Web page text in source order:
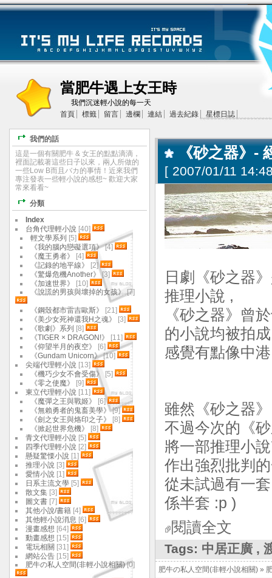
當肥牛遇上女王時
我們沉迷輕小說的每一天
首頁
標籤 留言 邊欄 連結 過去紀錄 星標日誌
《砂之器》-
[ 2007/01/11
日劇《砂之器
推理小說 ,
《砂之器》曾
的小說均被拍
感覺有點像中
雖然《砂之器
不過今次的《
將一部推理小
作出強烈批判
從未試過有一
係半套 :p )
閱讀全文
Tags: 中居正廣 ,
肥牛の私人空間(非輕小說相關) »
我們的話
這是一個有關肥牛 & 女王的點點滴滴，
裡面記載著這些日子以來，兩人所做的
一些Low B而且バカ的事情！近來我們
專注發表一些輕小說的感想~ 歡迎大家
常來看看~
分類
Index
台角代理輕小說 [40]
輕文學系列 [5]
《我的腦內戀礙選項》[4]
《魔王勇者》
[4]
《記錄的地平線》
[2]
《驚爆危機Another》[3]
《加速世界》
[10]
《說謊的男孩與壞掉的女孩》[7]
《鋼殼都市雷吉歐斯》
[21]
《美少女死神還我H之魂》
[3]
《歌劇》系列 [8]
《TIGER × DRAGON!》
[11]
《仰望半月的夜空》
[6]
《Gundam Unicorn》[10]
尖端代理輕小說 [13]
《機巧少女不會受傷》
[5]
《零之使魔》
[9]
東立代理輕小說 [11]
《魔彈之王與戰姬》
[6]
《無賴勇者的鬼畜美學》[9]
《劍之女王與烙印之子》
[8]
《掀起世界危機》
[8]
青文代理輕小說 [5]
四季代理輕小說 [2]
懸疑驚慄小說 [1]
推理小說 [3]
愛情小說 [1]
日系主流文學 [5]
散文集 [3]
圖文書 [7]
其他小說/書籍 [4]
其他輕小說消息 [6]
漫畫感想 [64]
動畫感想 [15]
電玩相關 [31]
網站公告 [15]
肥牛の私人空間(非輕小說相關)[0]